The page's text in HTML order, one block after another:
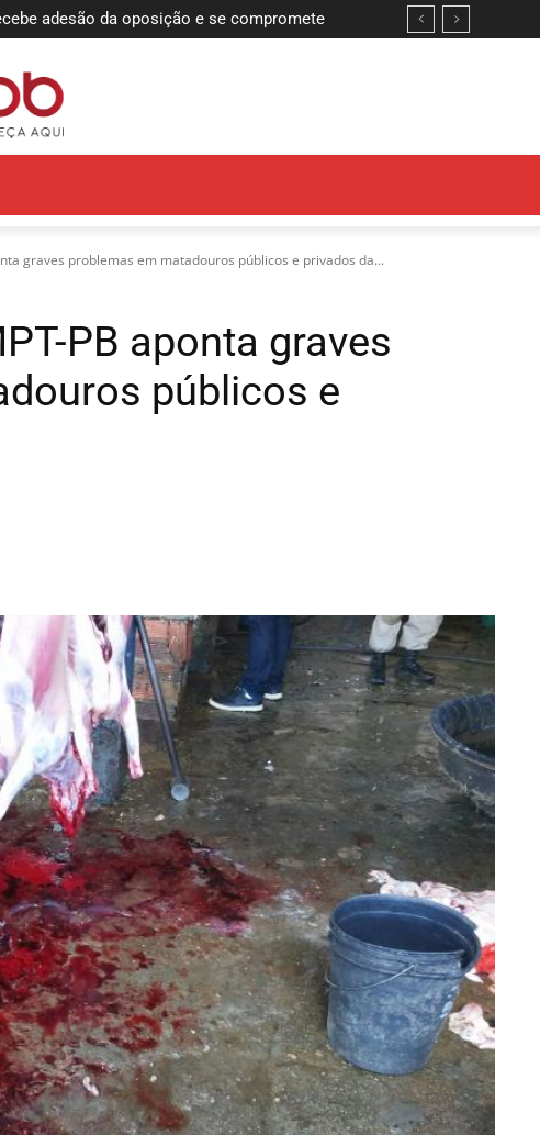
adesão da oposição e se compromete
avança com projetos de corredores viários
graves problemas em matadouros públicos e privados da...
PB aponta graves
públicos e